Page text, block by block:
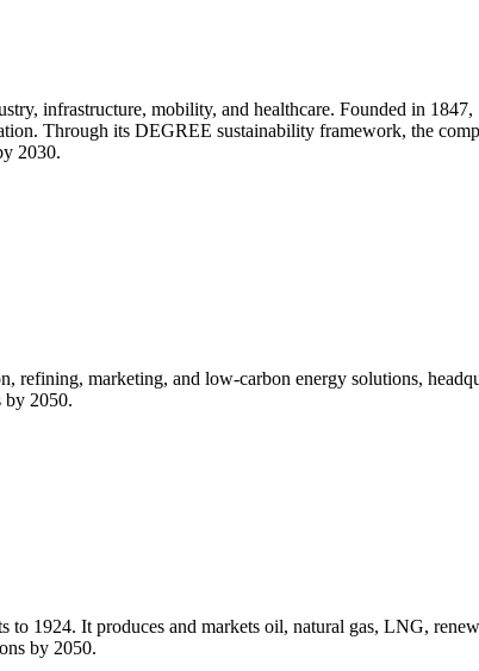
infrastructure, mobility, and healthcare. Founded in
Through its DEGREE sustainability framework, the
2030.
refining, marketing, and low-carbon energy solutions,
by 2050.
1924. It produces and markets oil, natural gas, LNG,
by 2050.